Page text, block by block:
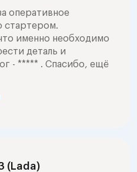
оперативное
стартером.
именно необходимо
деталь и
- ***** . Спасибо, ещё
(Lada)